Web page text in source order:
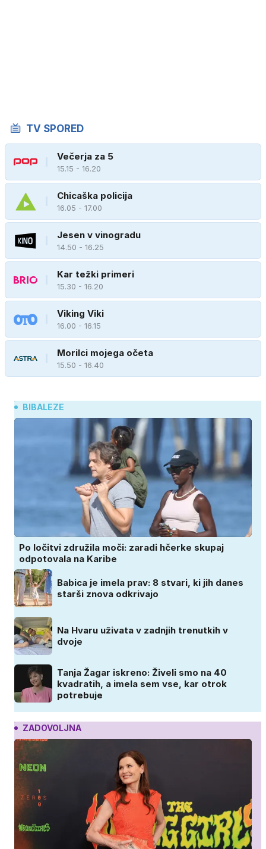
TV SPORED
Večerja za 5
15.15 - 16.20
Chicaška policija
16.05 - 17.00
Jesen v vinogradu
14.50 - 16.25
Kar težki primeri
15.30 - 16.20
Viking Viki
16.00 - 16.15
Morilci mojega očeta
15.50 - 16.40
BIBALEZE
Po ločitvi združila moči: zaradi hčerke skupaj
odpotovala na Karibe
Babica je imela prav: 8 stvari, ki jih danes
starši znova odkrivajo
Na Hvaru uživata v zadnjih trenutkih v
dvoje
Tanja Žagar iskreno: Živeli smo na 40
kvadratih, a imela sem vse, kar otrok
potrebuje
ZADOVOLJNA